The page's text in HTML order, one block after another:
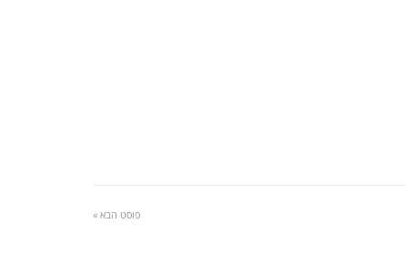
פוסט הבא »